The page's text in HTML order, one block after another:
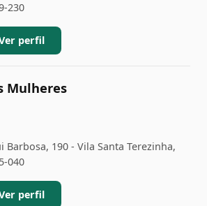
230
perfil
Mulheres
Barbosa, 190 - Vila Santa Terezinha,
040
perfil